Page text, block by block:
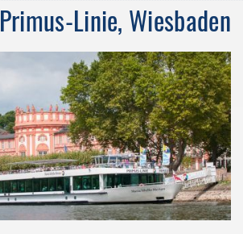
Primus-Linie, Wiesbaden